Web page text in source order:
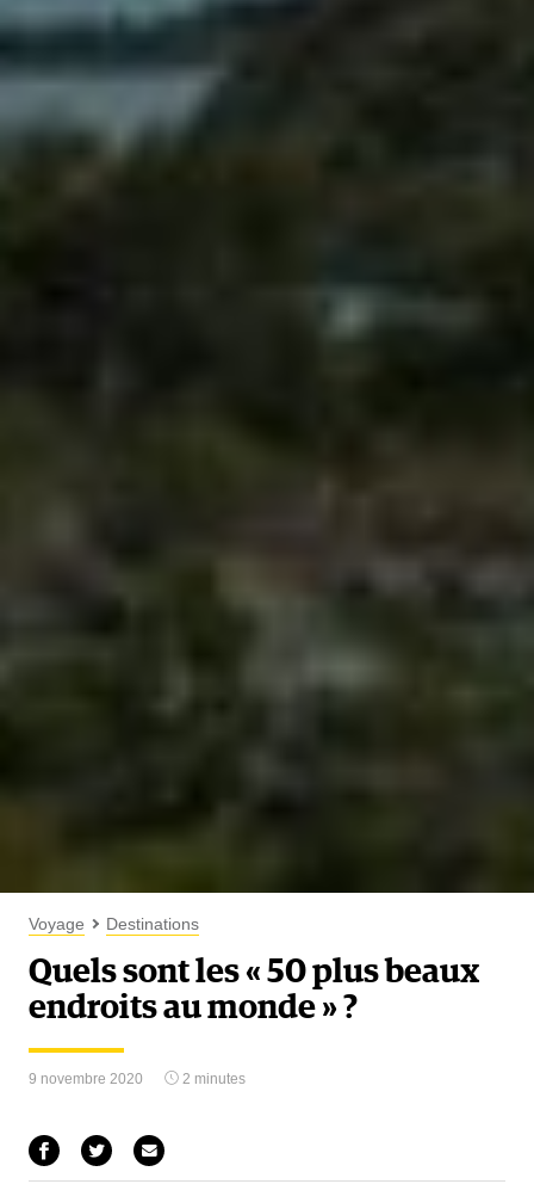
Voyage Destinations
Quels sont les « 50 plus beaux
endroits au monde » ?
9 novembre 2020 2 minutes